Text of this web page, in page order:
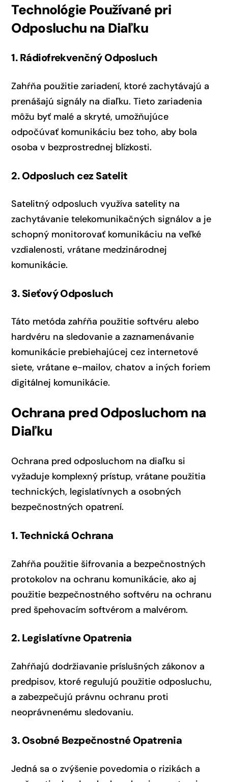
Technológie Používané pri
Odposluchu na Diaľku
1. Rádiofrekvenčný Odposluch
Zahŕňa použitie zariadení, ktoré zachytávajú a
prenášajú signály na diaľku. Tieto zariadenia
môžu byť malé a skryté, umožňujúce
odpočúvať komunikáciu bez toho, aby bola
osoba v bezprostrednej blízkosti.
2. Odposluch cez Satelit
Satelitný odposluch využíva satelity na
zachytávanie telekomunikačných signálov a je
schopný monitorovať komunikáciu na veľké
vzdialenosti, vrátane medzinárodnej
komunikácie.
3. Sieťový Odposluch
Táto metóda zahŕňa použitie softvéru alebo
hardvéru na sledovanie a zaznamenávanie
komunikácie prebiehajúcej cez internetové
siete, vrátane e-mailov, chatov a iných foriem
digitálnej komunikácie.
Ochrana pred Odposluchom na
Diaľku
Ochrana pred odposluchom na diaľku si
vyžaduje komplexný prístup, vrátane použitia
technických, legislatívnych a osobných
bezpečnostných opatrení.
1. Technická Ochrana
Zahŕňa použitie šifrovania a bezpečnostných
protokolov na ochranu komunikácie, ako aj
použitie bezpečnostného softvéru na ochranu
pred špehovacím softvérom a malvérom.
2. Legislatívne Opatrenia
Zahŕňajú dodržiavanie príslušných zákonov a
predpisov, ktoré regulujú použitie odposluchu,
a zabezpečujú právnu ochranu proti
neoprávnenému sledovaniu.
3. Osobné Bezpečnostné Opatrenia
Jedná sa o zvýšenie povedomia o rizikách a